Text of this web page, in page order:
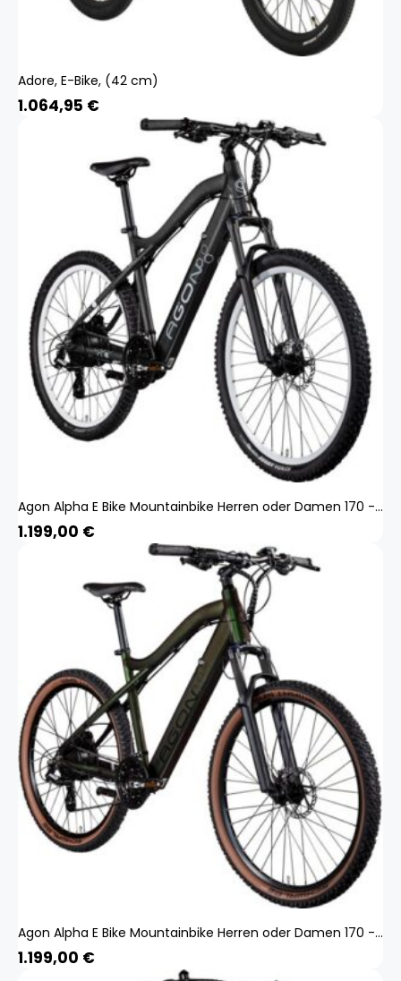
Adore, E-Bike, (42 cm)
1.064,95 €
Agon Alpha E Bike Mountainbike Herren oder Damen 170 - 190 cm Pedelec 27,5 Zoll dunkelgrau
1.199,00 €
Agon Alpha E Bike Mountainbike Herren oder Damen 170 - 190 cm Pedelec 27,5 Zoll sunrise black metallic
1.199,00 €